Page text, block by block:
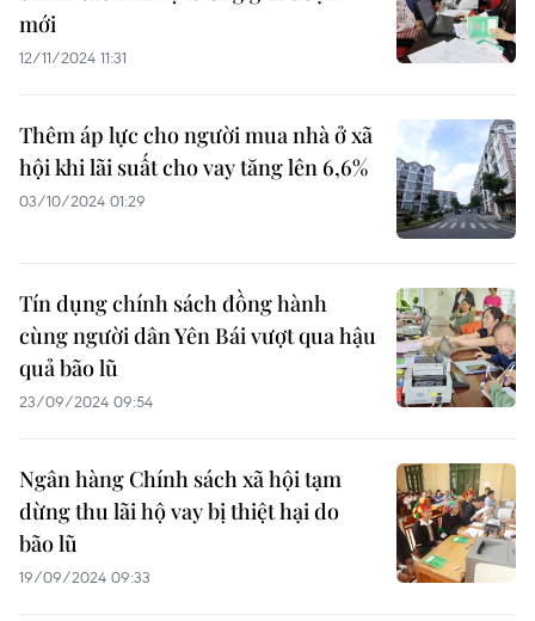
mới
12/11/2024 11:31
Thêm áp lực cho người mua nhà ở xã
hội khi lãi suất cho vay tăng lên 6,6%
03/10/2024 01:29
Tín dụng chính sách đồng hành
cùng người dân Yên Bái vượt qua hậu
quả bão lũ
23/09/2024 09:54
Ngân hàng Chính sách xã hội tạm
dừng thu lãi hộ vay bị thiệt hại do
bão lũ
19/09/2024 09:33